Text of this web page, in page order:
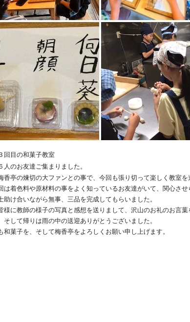
回目の和菓子教室
人のお友達ご集まりました。
香亭の煉切の大ファンとの事で、今回も張り切って楽しく教室を
は着色料や原材料の事をよく知っているお友達がいて、関心させ
助け合いながら無事、三品を完成してもらいました。
様に教師の様子の写真と感想を送りまして、沢山のお礼のお言葉
そして帰りは雨の中の送迎ありがとうございました。
和菓子を、そして梅香亭をよろしくお願い申し上げます。